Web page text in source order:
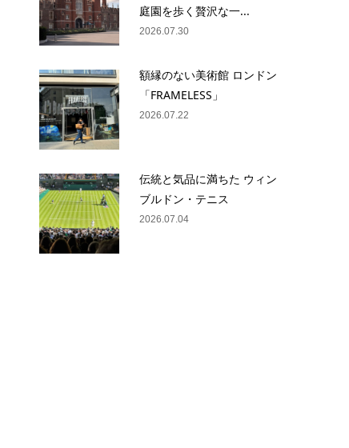
庭園を歩く贅沢な一...
2026.07.30
額縁のない美術館 ロンドン
「FRAMELESS」
2026.07.22
伝統と気品に満ちた ウィン
ブルドン・テニス
2026.07.04